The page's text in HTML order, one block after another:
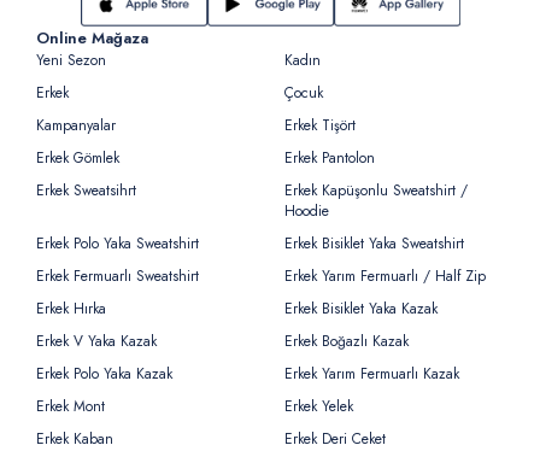
Online Mağaza
Yeni Sezon
Kadın
Erkek
Çocuk
Kampanyalar
Erkek Tişört
Erkek Gömlek
Erkek Pantolon
Erkek Sweatsihrt
Erkek Kapüşonlu Sweatshirt /
Hoodie
Erkek Polo Yaka Sweatshirt
Erkek Bisiklet Yaka Sweatshirt
Erkek Fermuarlı Sweatshirt
Erkek Yarım Fermuarlı / Half Zip
Erkek Hırka
Erkek Bisiklet Yaka Kazak
Erkek V Yaka Kazak
Erkek Boğazlı Kazak
Erkek Polo Yaka Kazak
Erkek Yarım Fermuarlı Kazak
Erkek Mont
Erkek Yelek
Erkek Kaban
Erkek Deri Ceket